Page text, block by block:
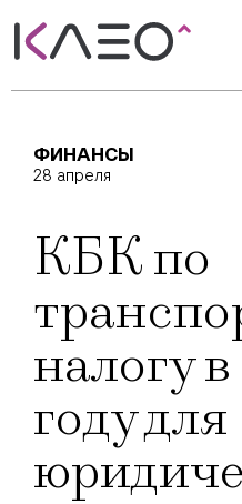
ФИНАНСЫ
28 апреля
КБК по
налогу
году для